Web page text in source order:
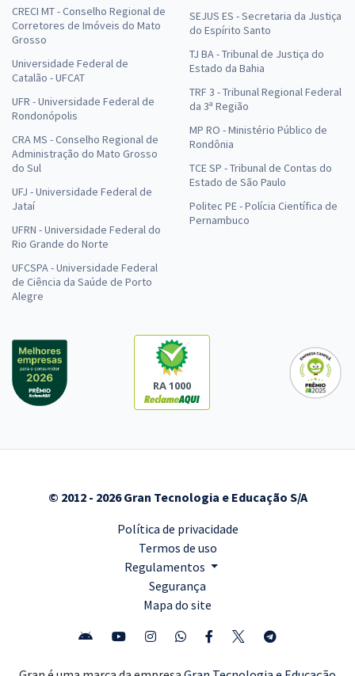
CRECI MT - Conselho Regional de
Corretores de Imóveis do Mato
Grosso
Universidade Federal de
Catalão - UFCAT
UFR - Universidade Federal de
Rondonópolis
CRA MS - Conselho Regional de
Administração do Mato Grosso
do Sul
UFJ - Universidade Federal de
Jataí
UFRN - Universidade Federal do
Rio Grande do Norte
UFCSPA - Universidade Federal
de Ciência da Saúde de Porto
Alegre
SEJUS ES - Secretaria da Justiça
do Espírito Santo
TJ BA - Tribunal de Justiça do
Estado da Bahia
TRF 3 - Tribunal Regional Federal
da 3ª Região
MP RO - Ministério Público de
Rondônia
TCE SP - Tribunal de Contas do
Estado de São Paulo
Politec PE - Polícia Científica de
Pernambuco
RA 1000
© 2012 - 2026 Gran Tecnologia e Educação S/A
Política de privacidade
Termos de uso
Regulamentos
Segurança
Mapa do site